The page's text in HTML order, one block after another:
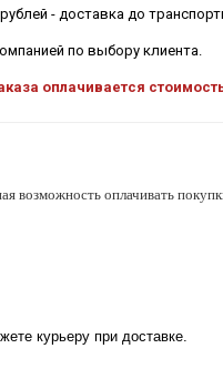
- доставка до
по выбору клиента.
оплачивается
возможность оплачивать
курьеру при доставке.